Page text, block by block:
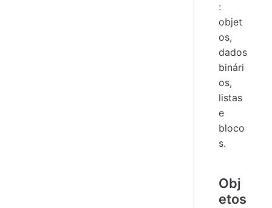
:
objet
os,
dados
binári
os,
listas
e
bloco
s.
Obj
etos